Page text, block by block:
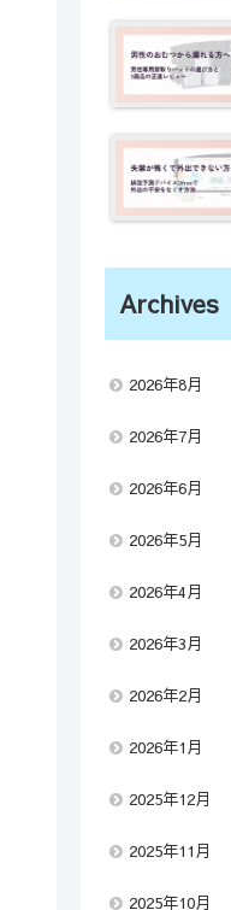
Archives
2026年8月
2026年7月
2026年6月
2026年5月
2026年4月
2026年3月
2026年2月
2026年1月
2025年12月
2025年11月
2025年10月